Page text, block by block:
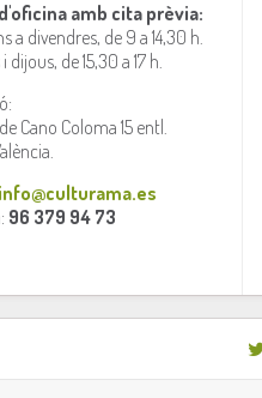
amb cita prèvia:
a divendres, de 9 a 14,30 h.
dijous, de 15,30 a 17 h.
Cano Coloma 15 entl.
info@culturama.es
96 379 94 73